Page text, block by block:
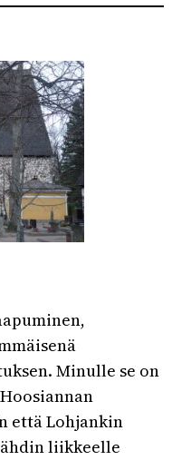
Minulle se on
että Lohjankin
liikkeelle